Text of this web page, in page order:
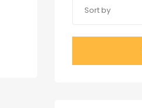
Sort by